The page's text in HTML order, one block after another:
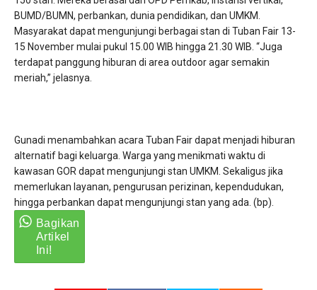
BUMD/BUMN, perbankan, dunia pendidikan, dan UMKM.
Masyarakat dapat mengunjungi berbagai stan di Tuban Fair 13-
15 November mulai pukul 15.00 WIB hingga 21.30 WIB. “Juga
terdapat panggung hiburan di area outdoor agar semakin
meriah,” jelasnya.
Gunadi menambahkan acara Tuban Fair dapat menjadi hiburan
alternatif bagi keluarga. Warga yang menikmati waktu di
kawasan GOR dapat mengunjungi stan UMKM. Sekaligus jika
memerlukan layanan, pengurusan perizinan, kependudukan,
hingga perbankan dapat mengunjungi stan yang ada. (bp).